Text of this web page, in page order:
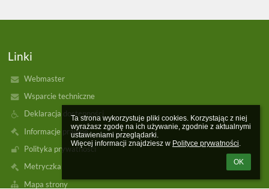
Ta strona wykorzystuje pliki cookies. Korzystając z niej
wyrażasz zgodę na ich używanie, zgodnie z aktualnymi
ustawieniami przeglądarki.
Więcej informacji znajdziesz w Polityce prywatności.
OK
Linki
Webmaster
Wsparcie techniczne
Deklaracja dostępności
Informacje prawne
Polityka prywatności
Metryczka
Mapa strony